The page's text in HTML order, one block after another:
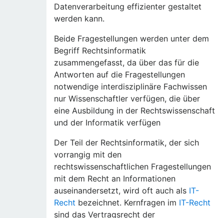
Datenverarbeitung effizienter gestaltet
werden kann.
Beide Fragestellungen werden unter dem
Begriff Rechtsinformatik
zusammengefasst, da über das für die
Antworten auf die Fragestellungen
notwendige interdisziplinäre Fachwissen
nur Wissenschaftler verfügen, die über
eine Ausbildung in der Rechtswissenschaft
und der Informatik verfügen
Der Teil der Rechtsinformatik, der sich
vorrangig mit den
rechtswissenschaftlichen Fragestellungen
mit dem Recht an Informationen
auseinandersetzt, wird oft auch als IT-
Recht bezeichnet. Kernfragen im IT-Recht
sind das Vertragsrecht der